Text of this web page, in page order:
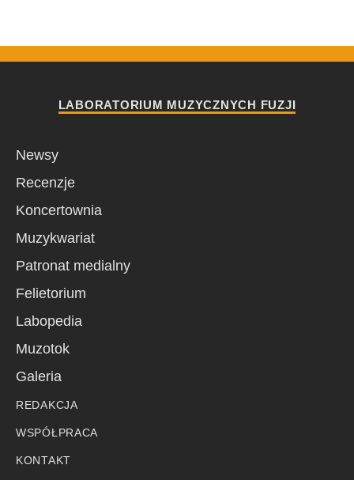
LABORATORIUM MUZYCZNYCH FUZJI
Newsy
Recenzje
Koncertownia
Muzykwariat
Patronat medialny
Felietorium
Labopedia
Muzotok
Galeria
REDAKCJA
WSPÓŁPRACA
KONTAKT